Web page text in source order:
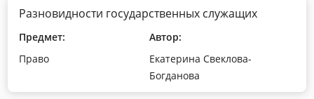
Разновидности государственных служащих
Предмет:
Право
Автор:
Екатерина Свеклова-
Богданова